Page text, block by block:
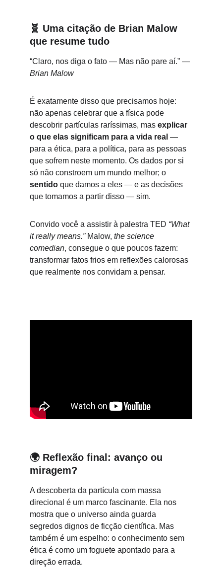
🧬 Uma citação de Brian Malow
que resume tudo
“Claro, nos diga o fato — Mas não pare aí.” —
Brian Malow
É exatamente disso que precisamos hoje:
não apenas celebrar que a física pode
descobrir partículas raríssimas, mas explicar
o que elas significam para a vida real —
para a ética, para a política, para as pessoas
que sofrem neste momento. Os dados por si
só não constroem um mundo melhor; o
sentido que damos a eles — e as decisões
que tomamos a partir disso — sim.
Convido você a assistir à palestra TED “What
it really means.” Malow, the science
comedian, consegue o que poucos fazem:
transformar fatos frios em reflexões calorosas
que realmente nos convidam a pensar.
🌍 Reflexão final: avanço ou
miragem?
A descoberta da partícula com massa
direcional é um marco fascinante. Ela nos
mostra que o universo ainda guarda
segredos dignos de ficção científica. Mas
também é um espelho: o conhecimento sem
ética é como um foguete apontado para a
direção errada.